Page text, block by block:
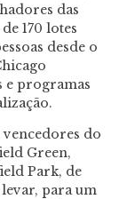
das
170 lotes
desde o
e programas
do
Green,
Park, de
para um